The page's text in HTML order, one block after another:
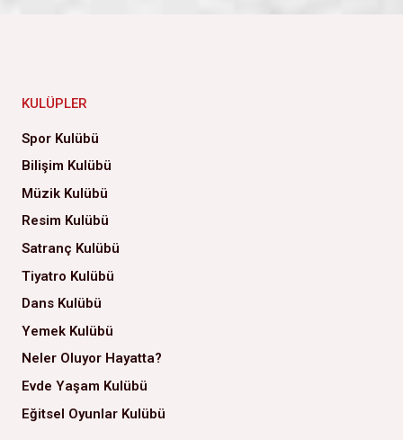
KULÜPLER
Spor Kulübü
Bilişim Kulübü
Müzik Kulübü
Resim Kulübü
Satranç Kulübü
Tiyatro Kulübü
Dans Kulübü
Yemek Kulübü
Neler Oluyor Hayatta?
Evde Yaşam Kulübü
Eğitsel Oyunlar Kulübü